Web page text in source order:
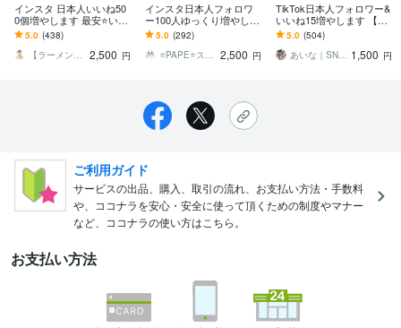
インスタ 日本人いいね50
0個増やします 最安⭐️いい
ね⭐️減少なし⭐️Instagram⭐️
日本
5.0 (438)
【ラーメン男子】
2,500 円
インスタ日本人フォロワ
ー100人ゆっくり増やしま
す ⭐️インスタ 日本人 イン
スタグラム 日本人フォロ
ワー⭐️
5.0 (292)
⭐️PAPE⭐️スピード納品✅ 2,500 円
TikTok日本人フォロワー&
いいね15増やします 【実
績3150件以上】フォロワ
ーといいね増加／減少保
証有り
5.0 (504)
あいな｜SNS集客のお手伝い 1,500 円
ご利用ガイド
サービスの出品、購入、取引の流れ、お支払い方法・手数料
や、ココナラを安心・安全に使って頂くための制度やマナー
など、ココナラの使い方はこちら。
お支払い方法